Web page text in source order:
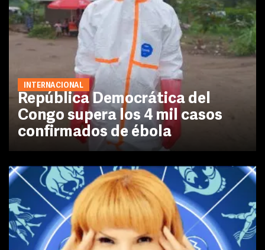
INTERNACIONAL
República Democrática del
Congo supera los 4 mil casos
confirmados de ébola